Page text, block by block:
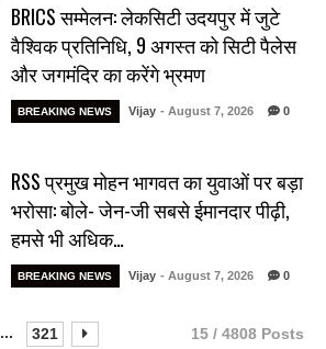
BRICS सम्मेलन: लेकसिटी उदयपुर में जुटे
वैश्विक प्रतिनिधि, 9 अगस्त को सिटी पैलेस
और जगमंदिर का करेंगे भ्रमण
BREAKING NEWS Vijay - August 7, 2026 0
RSS प्रमुख मोहन भागवत का युवाओं पर बड़ा
भरोसा: बोले- जेन-जी सबसे ईमानदार पीढ़ी,
हमसे भी अधिक…
BREAKING NEWS Vijay - August 7, 2026 0
... 321 15 / 4808 Posts